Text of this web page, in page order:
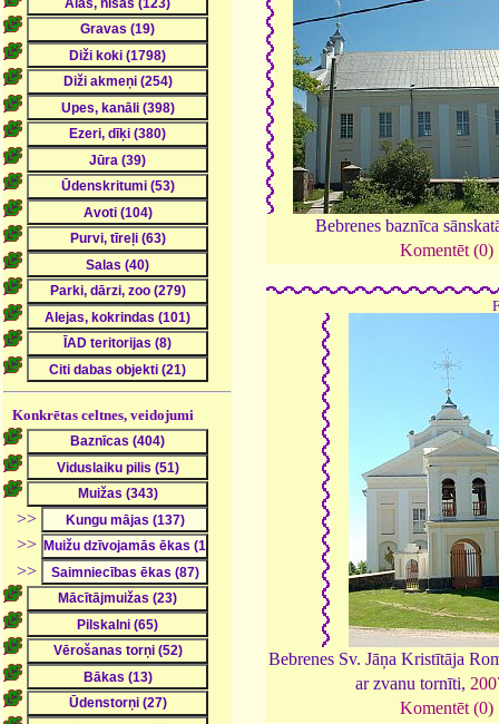
Konkrētas celtnes, veidojumi
>>
>>
>>
Bebrenes baznīca
Komentēt (0)
Bebrenes Sv. Jāņa Kristītāja
ar zvanu tornīti,
Komentēt (0)